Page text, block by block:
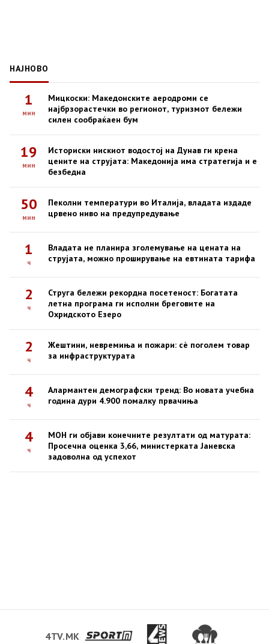
НАЈНОВО
1
мин
Мицкоски: Македонските аеродроми се
најбрзорастечки во регионот, туризмот бележи
силен сообраќаен бум
19
мин
Историски нискиот водостој на Дунав ги крена
цените на струјата: Македонија има стратегија и е
безбедна
50
мин
Пеколни температури во Италија, владата издаде
црвено ниво на предупредување
1
ч
Владата не планира зголемување на цената на
струјата, можно проширување на евтината тарифа
2
ч
Струга бележи рекордна посетеност: Богатата
летна програма ги исполни бреговите на
Охридското Езеро
2
ч
Жештини, невремиња и пожари: сè поголем товар
за инфраструктурата
4
ч
Алармантен демографски тренд: Во новата учебна
година дури 4.900 помалку првачиња
4
ч
МОН ги објави конечните резултати од матурата:
Просечна оценка 3,66, министерката Јаневска
задоволна од успехот
4TV.MK